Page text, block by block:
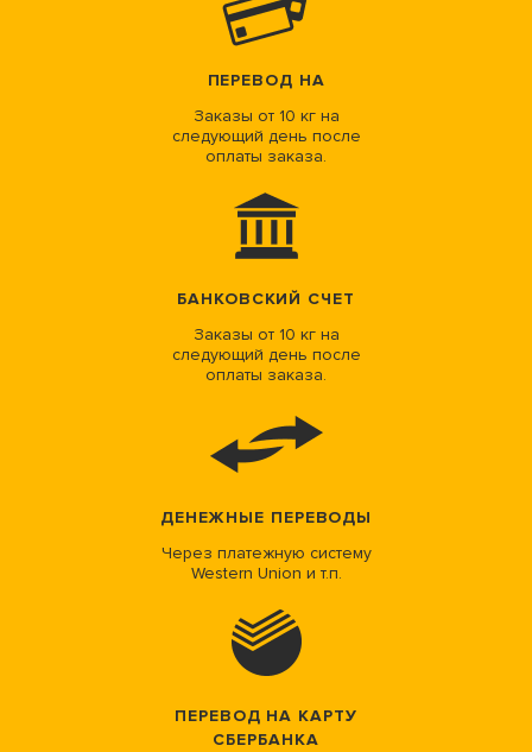
ПЕРЕВОД НА
Заказы от 10 кг на
следующий день после
оплаты заказа.
БАНКОВСКИЙ СЧЕТ
Заказы от 10 кг на
следующий день после
оплаты заказа.
ДЕНЕЖНЫЕ ПЕРЕВОДЫ
Через платежную систему
Western Union и т.п.
ПЕРЕВОД НА КАРТУ
СБЕРБАНКА